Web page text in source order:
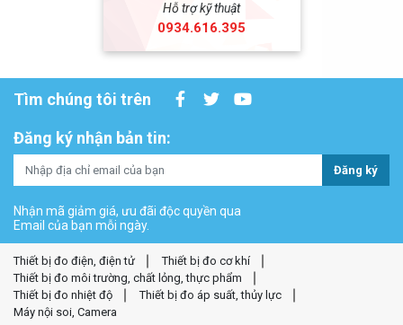
Hỗ trợ kỹ thuật
0934.616.395
Tìm chúng tôi trên
Đăng ký nhận bản tin:
Đăng ký
Nhận mã giảm giá, ưu đãi độc quyền qua
Email của bạn mỗi ngày.
Thiết bị đo điện, điện tử
Thiết bị đo cơ khí
Thiết bị đo môi trường, chất lỏng, thực phẩm
Thiết bị đo nhiệt độ
Thiết bị đo áp suất, thủy lực
Máy nội soi, Camera